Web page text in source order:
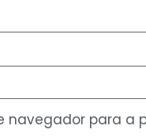
navegador para a